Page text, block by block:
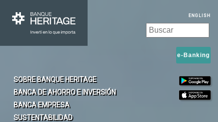
ENGLISH
e-Banking
SOBRE BANQUE HERITAGE
BANCA DE AHORRO E INVERSIÓN
BANCA EMPRESA
SUSTENTABILIDAD